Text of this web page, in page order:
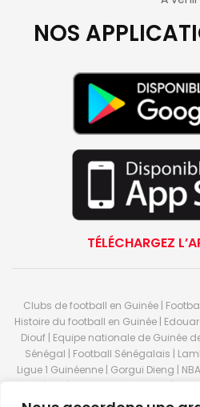
NOS
TÉLÉCHARGEZ
Clubs de football en Guinée |
Histoire du football en Guinée |
Diouf | Equipe nationale de Guinée
Sénégal | Football Sénégalais |
Ligue 1 Guinéenne | Gorgui Dieng |
direct | But | Actualité au Guinée |
A | LSFP | Conakry | Guinée | Sport